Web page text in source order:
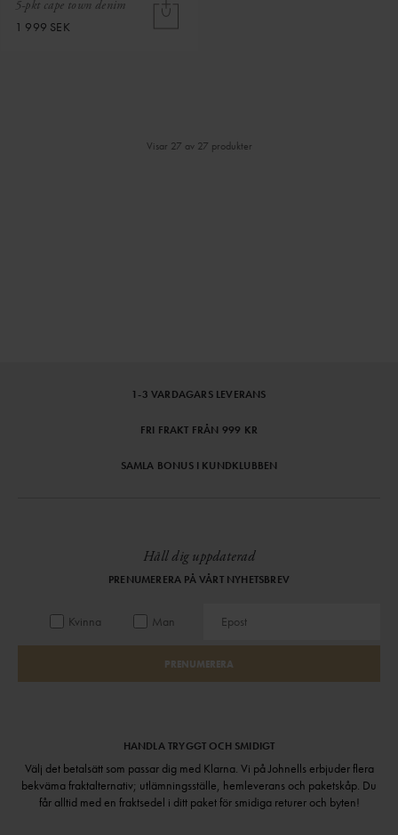
5-pkt cape town denim
1 999 SEK
Visar 27 av 27 produkter
1-3 VARDAGARS LEVERANS
FRI FRAKT FRÅN 999 KR
SAMLA BONUS I KUNDKLUBBEN
Håll dig uppdaterad
PRENUMERERA PÅ VÅRT NYHETSBREV
Kvinna Man
PRENUMERERA
HANDLA TRYGGT OCH SMIDIGT
Välj det betalsätt som passar dig med Klarna. Vi på Johnells erbjuder flera
bekväma fraktalternativ; utlämningsställe, hemleverans och paketskåp. Du
får alltid med en fraktsedel i ditt paket för smidiga returer och byten!